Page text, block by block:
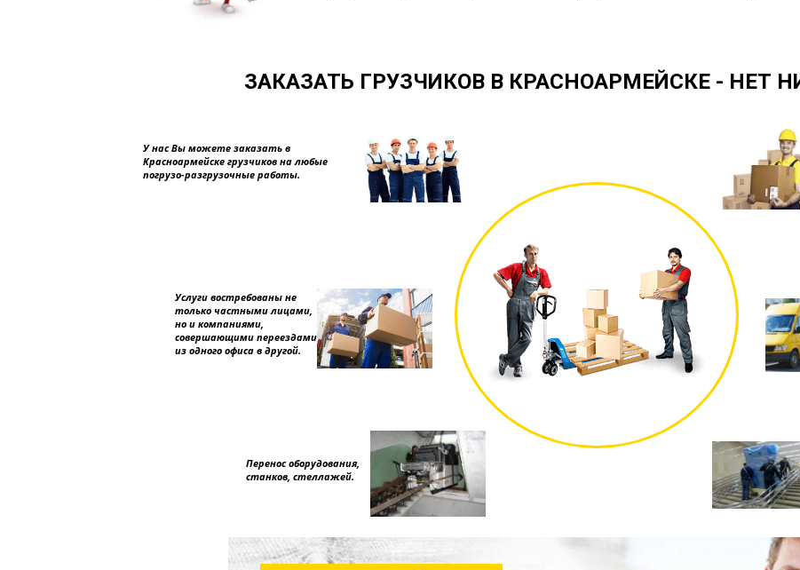
ЗАКАЗАТЬ ГРУЗЧИКОВ В КРАСНОАРМЕЙСКЕ - НЕТ
У нас Вы можете заказать в
Красноармейске грузчиков на любые
погрузо-разгрузочные работы.
Услуги востребованы не
только частными лицами,
но и компаниями,
совершающими переездами
из одного офиса в другой.
Перенос оборудования,
станков, стеллажей.